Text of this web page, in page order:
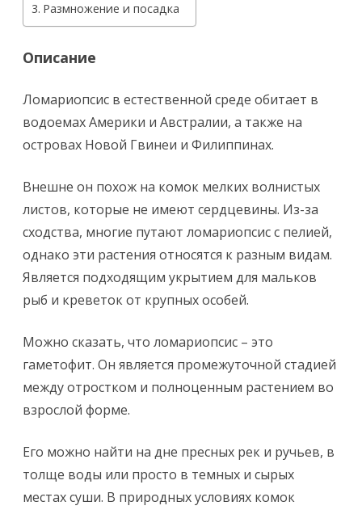
Размножение и посадка
Описание
Ломариопсис в естественной среде обитает в
водоемах Америки и Австралии, а также на
островах Новой Гвинеи и Филиппинах.
Внешне он похож на комок мелких волнистых
листов, которые не имеют сердцевины. Из-за
сходства, многие путают ломариопсис с пелией,
однако эти растения относятся к разным видам.
Является подходящим укрытием для мальков
рыб и креветок от крупных особей.
Можно сказать, что ломариопсис – это
гаметофит. Он является промежуточной стадией
между отростком и полноценным растением во
взрослой форме.
Его можно найти на дне пресных рек и ручьев, в
толще воды или просто в темных и сырых
местах суши. В природных условиях комок